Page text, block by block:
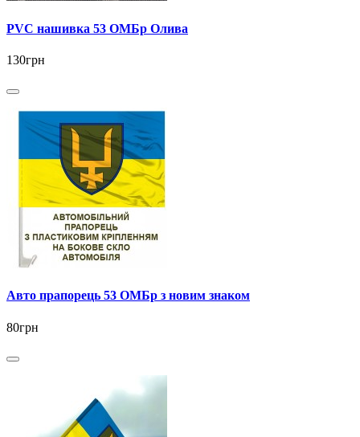
PVC нашивка 53 ОМБр Олива
130грн
Авто прапорець 53 ОМБр з новим знаком
80грн